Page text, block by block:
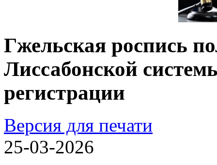
Гжельская роспись
Лиссабонской
регистрации
Версия для печати
25-03-2026